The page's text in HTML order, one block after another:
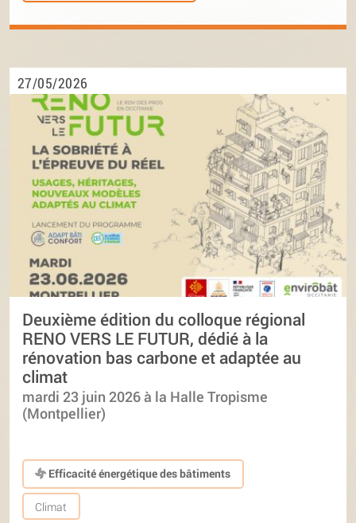
27/05/2026
Deuxième édition du colloque régional
RENO VERS LE FUTUR, dédié à la
rénovation bas carbone et adaptée au
climat
mardi 23 juin 2026 à la Halle Tropisme
(Montpellier)
Efficacité énergétique des bâtiments
Climat